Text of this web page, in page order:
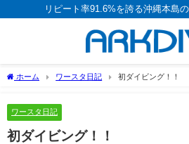
リピート率91.6%を誇る沖縄本島
ホーム ワースタ日記 初ダイビング！！
ワースタ日記
初ダイビング！！